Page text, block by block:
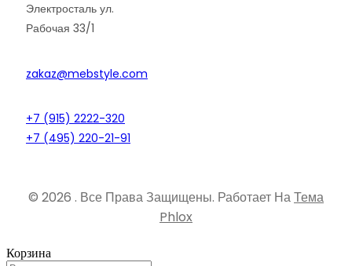
Электросталь ул.
Рабочая 33/1
zakaz@mebstyle.com
+7 (915) 2222-320
+7 (495) 220-21-91
© 2026 . Все Права Защищены. Работает НаТема
Phlox
Корзина